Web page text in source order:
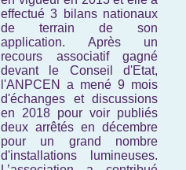
effectué 3 bilans nationaux
de terrain de son
application. Après un
recours associatif gagné
devant le Conseil d'Etat,
l'ANPCEN a mené 9 mois
d'échanges et discussions
en 2018 pour voir publiés
deux arrêtés en décembre
pour un grand nombre
d'installations lumineuses.